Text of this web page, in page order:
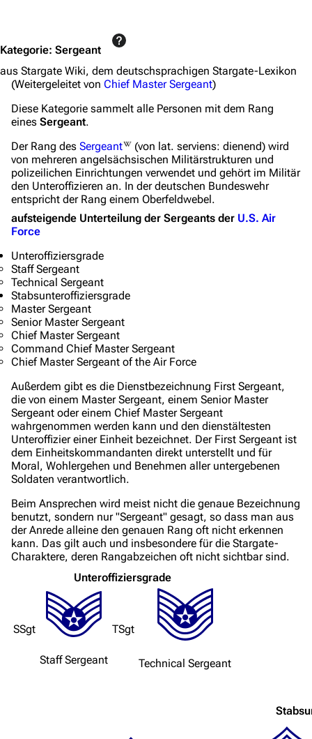
2133 346.444
Kategorie: Sergeant
aus Stargate Wiki, dem deutschsprachigen Stargate-Lexikon
(Weitergeleitet von Chief Master Sergeant)
Diese Kategorie sammelt alle Personen mit dem Rang
eines Sergeant.
Der Rang des Sergeant (von lat. serviens: dienend) wird
von mehreren angelsächsischen Militärstrukturen und
polizeilichen Einrichtungen verwendet und gehört im Militär
den Unteroffizieren an. In der deutschen Bundeswehr
entspricht der Rang einem Oberfeldwebel.
aufsteigende Unterteilung der Sergeants der U.S. Air
Force
Unteroffiziersgrade
Staff Sergeant
Technical Sergeant
Stabsunteroffiziersgrade
Master Sergeant
Senior Master Sergeant
Chief Master Sergeant
Command Chief Master Sergeant
Chief Master Sergeant of the Air Force
Außerdem gibt es die Dienstbezeichnung First Sergeant,
die von einem Master Sergeant, einem Senior Master
Sergeant oder einem Chief Master Sergeant
wahrgenommen werden kann und den dienstältesten
Unteroffizier einer Einheit bezeichnet. Der First Sergeant ist
dem Einheitskommandanten direkt unterstellt und für
Moral, Wohlergehen und Benehmen aller untergebenen
Soldaten verantwortlich.
Beim Ansprechen wird meist nicht die genaue Bezeichnung
benutzt, sondern nur "Sergeant" gesagt, so dass man aus
der Anrede alleine den genauen Rang oft nicht erkennen
kann. Das gilt auch und insbesondere für die Stargate-
Charaktere, deren Rangabzeichen oft nicht sichtbar sind.
Unteroffiziersgrade
SSgt
Staff Sergeant
TSgt
Technical Sergeant